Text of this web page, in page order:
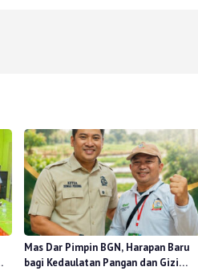
Mas Dar Pimpin BGN, Harapan Baru
bagi Kedaulatan Pangan dan Gizi